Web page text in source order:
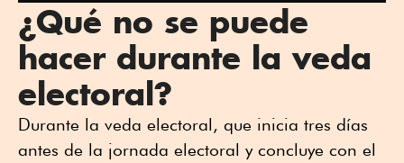
¿Qué no se puede
hacer durante la veda
electoral?
Durante la veda electoral, que inicia tres días
antes de la jornada electoral y concluye con el